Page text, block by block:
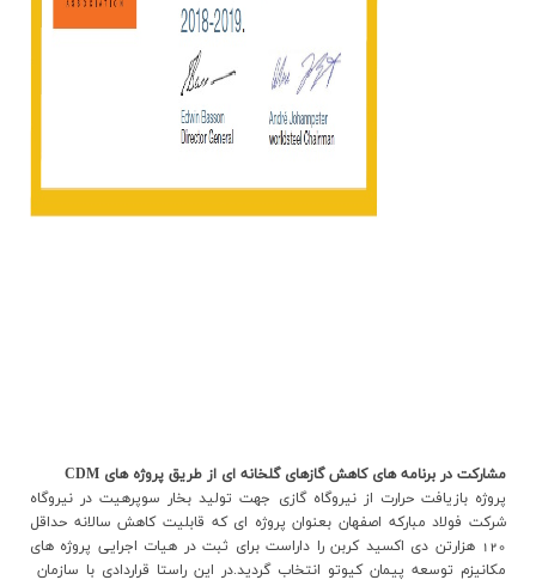
مشارکت در برنامه هاي کاهش گازهاي گلخانه اي از طريق پروژه هاي CDM
پروژه بازیافت حرارت از نیروگاه گازی جهت تولید بخار سوپرهیت در نیروگاه
شرکت فولاد مبارکه اصفهان بعنوان پروژه ای که قابلیت کاهش سالانه حداقل
120 هزارتن دی اکسید کربن را داراست برای ثبت در هیات اجرایی پروژه های
مکانیزم توسعه پیمان کیوتو انتخاب گردید.در اين راستا قراردادي با سازمان